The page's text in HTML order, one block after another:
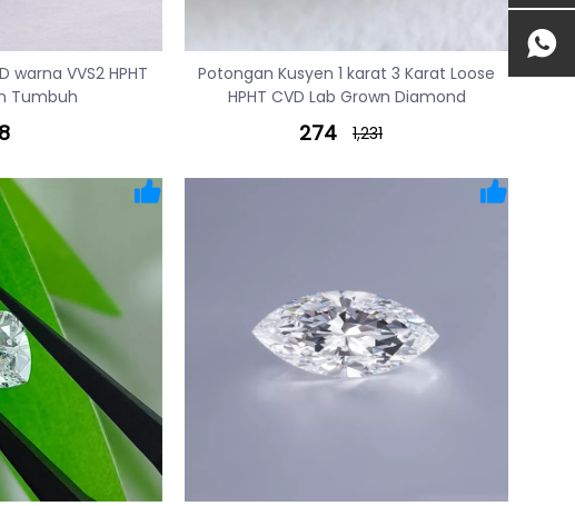
warna VVS2 HPHT
Tumbuh
Potongan Kusyen 1 karat 3 Karat Loose
HPHT CVD Lab Grown Diamond
274 1,231